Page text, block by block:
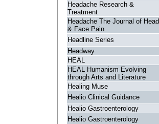
Headache Research &
Treatment
Headache The Journal of Head
& Face Pain
Headline Series
Headway
HEAL
HEAL Humanism Evolving
through Arts and Literature
Healing Muse
Healio Clinical Guidance
Healio Gastroenterology
Healio Gastroenterology